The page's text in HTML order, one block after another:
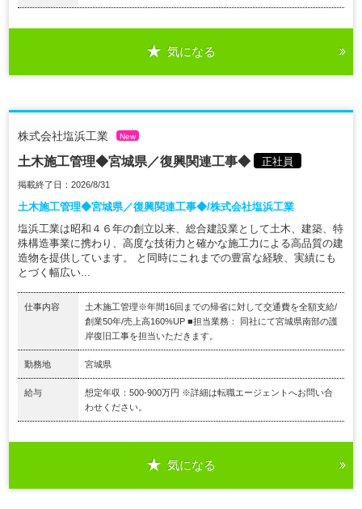
気になる
株式会社塩浜工業 New
土木施工管理◆宮城県／復興関連工事◆ 正社員
掲載終了日：2026/8/31
土木施工管理◆宮城県／復興関連工事◆/株式会社塩浜工業
塩浜工業は昭和４６年の創立以来、総合建設業として土木、建築、特
殊構造事業に携わり、高度な技術力と確かな施工力による高品質の建
造物を提供しています。 と同時にこれまでの豊富な経験、実績にも
とづく幅広い...
仕事内容
土木施工管理※年間16回までの帰省に対して交通費を全額支給/
創業50年/売上高160%UP ■担当業務： 同社にて宮城県南部の護
岸復旧工事を担当いただきます。
勤務地 宮城県
給与
想定年収：500-900万円 ※詳細は転職エージェントへお問い合
わせください。
気になる